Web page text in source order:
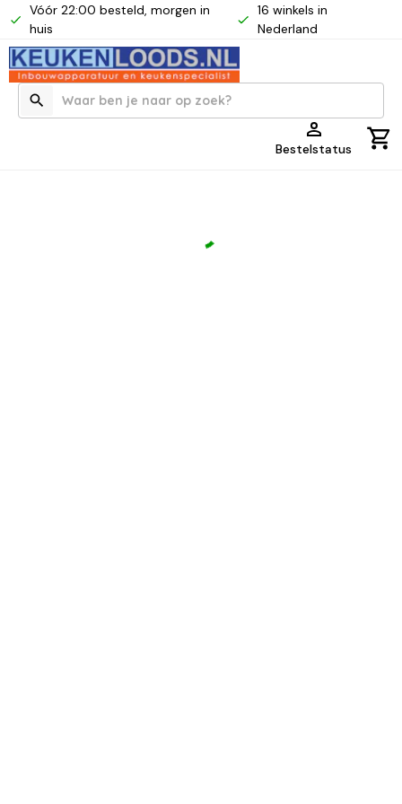
Vóór 22:00 besteld, morgen in
huis
16 winkels in
Nederland
Bestelstatus